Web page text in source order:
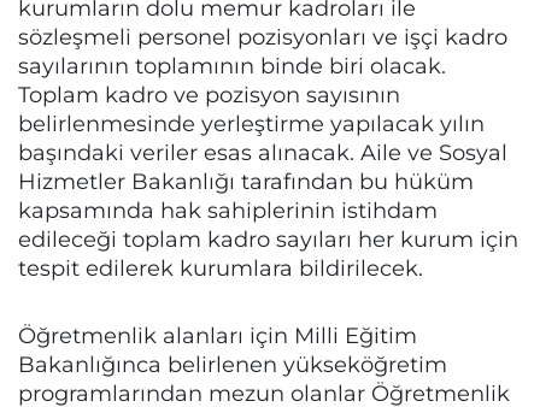
kurumların dolu memur kadroları ile
sözleşmeli personel pozisyonları ve işçi kadro
sayılarının toplamının binde biri olacak.
Toplam kadro ve pozisyon sayısının
belirlenmesinde yerleştirme yapılacak yılın
başındaki veriler esas alınacak. Aile ve Sosyal
Hizmetler Bakanlığı tarafından bu hüküm
kapsamında hak sahiplerinin istihdam
edileceği toplam kadro sayıları her kurum için
tespit edilerek kurumlara bildirilecek.
Öğretmenlik alanları için Milli Eğitim
Bakanlığınca belirlenen yükseköğretim
programlarından mezun olanlar Öğretmenlik